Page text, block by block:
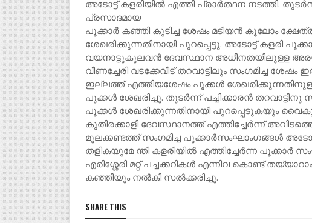
അടോട്ട് കളരിയിൽ എത്തി പ്രാർത്ഥന നടത്തി.
പ്രസാദമായ
പൂക്കാർ കഞ്ഞി കുടിച്ച ശേഷം മടിയൻ കൂലോം
ശേഖരിക്കുന്നതിനായി പുറപ്പെട്ടു. അടോട്ട് കളരി
വയനാട്ടുകുലവൻ ദേവസ്ഥാന അധീനതയിലുള്ള
വീണച്ചേരി വടക്കേവീട് തറവാട്ടിലും സംഗമിച്ച
ഇല്ലത്ത് എത്തിയശേഷം പൂക്കൾ
പൂക്കൾ ശേഖരിച്ചു. തുടർന്ന് പച്ചിക്കാരൻ
പൂക്കൾ ശേഖരിക്കുന്നതിനായി പുറപ്പെടുകയും
കുതിരക്കാളി ദേവസ്ഥാനത്ത് എത്തിച്ചേർന്ന്
മൂലക്കണ്ടത്ത് സംഗമിച്ച പൂക്കാർസംഘാംഗങ്ങൾ
തളികയുമേ ന്തി കളരിയിൽ എത്തിച്ചേർന്ന പൂക്കാർ
എരിശ്ശേരി മറ്റ് പച്ചക്കറികൾ എന്നിവ കൊണ്ട്
കഞ്ഞിയും നൽകി സൽക്കരിച്ചു.
SHARE THIS